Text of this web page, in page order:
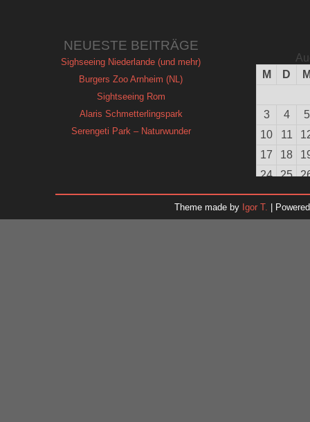
NEUESTE BEITRÄGE
Sighseeing Niederlande (und mehr)
Burgers Zoo Arnheim (NL)
Sightseeing Rom
Alaris Schmetterlingspark
Serengeti Park – Naturwunder
M
D
3 4
5
10
11
17
18
24
25
31
Theme made by Igor T. |